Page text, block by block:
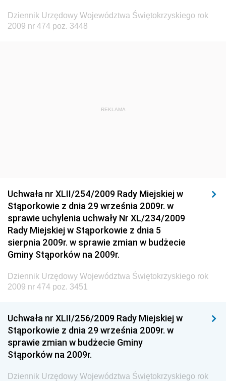
Dziennik Urzędowy Ministra Administracji i Cyfryzacji
Dziennik Urzędowy Głównego Inspektora Ochrony
Dziennik Urzędowy Ministra Budownictwa i Przemysłu
Środowiska
Dziennik Urzędowy Ministerstwa Administracji,
Gospodarki Terenowej i Ochrony Środowiska
Dziennik Urzędowy Ministerstwa Administracji i
Gospodarki Przestrzennej
Dziennik Urzędowy Unii Europejskiej, L
Dziennik Urzędowy Ministerstwa Komunikacji
Chemicznego i Lekkiego
Dziennik Urzędowy Ministerstwa Rolnictwa i
Gospodarki Żywnościowej
Społecznej
Dziennik Urzędowy Województwa Świętokrzyskiego rok
2009 nr 474 poz. 3448
REKLAMA
Uchwała nr XLII/254/2009 Rady Miejskiej w
Stąporkowie z dnia 29 września 2009r. w
sprawie uchylenia uchwały Nr XL/234/2009
Rady Miejskiej w Stąporkowie z dnia 5
sierpnia 2009r. w sprawie zmian w budżecie
Gminy Stąporków na 2009r.
Dziennik Urzędowy Województwa Świętokrzyskiego rok
2009 nr 474 poz. 3451
Uchwała nr XLII/256/2009 Rady Miejskiej w
Stąporkowie z dnia 29 września 2009r. w
sprawie zmian w budżecie Gminy
Stąporków na 2009r.
Dziennik Urzędowy Województwa Świętokrzyskiego rok